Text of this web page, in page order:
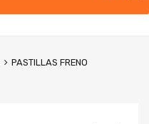
PASTILLAS FRENO